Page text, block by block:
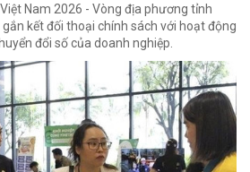
Nam 2026 - Vòng địa phương tỉnh
kết đối thoại chính sách với hoạt động
đổi số của doanh nghiệp.